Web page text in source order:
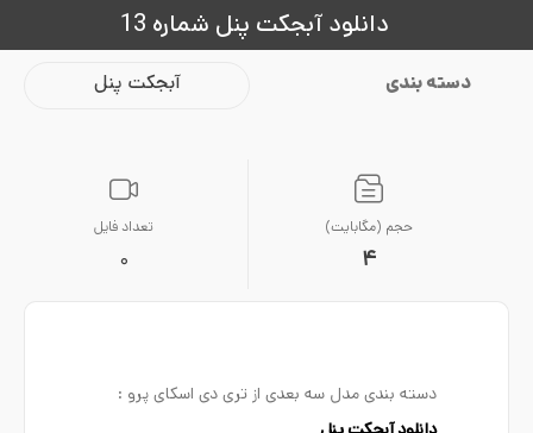
دانلود آبجکت پنل شماره 13
دسته بندی آبجکت پنل
حجم (مگابایت)
4
تعداد فایل
0
دسته بندی مدل سه بعدی از تری دی اسکای پرو :